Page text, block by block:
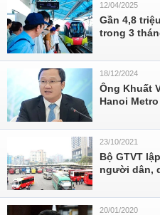
12/04/2025
Gần 4,8
trong 3
18/12/2024
Ông Khuất
Hanoi Metro
23/10/2021
Bộ GTVT
người dân,
20/01/2020